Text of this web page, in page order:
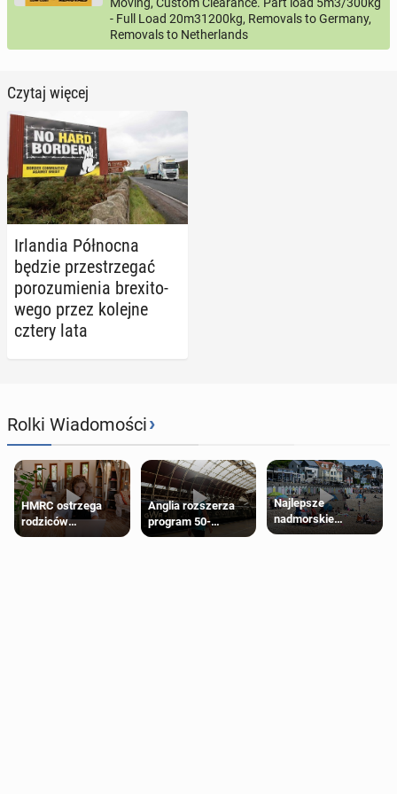
Moving, Custom Clearance. Part load 5m3/300kg
- Full Load 20m31200kg, Removals to Germany,
Removals to Netherlands
Czytaj więcej
Ir­lan­dia Pół­noc­na
będzie prze­strze­gać
po­ro­zu­mie­nia bre­xi­to­
we­go przez kolejne
cztery lata
Rolki Wiadomości›
HMRC ostrzega
rodziców
pobierających Child
Anglia rozszerza
program 50-
procentowych
Najlepsze
nadmorskie
miasteczko blisko